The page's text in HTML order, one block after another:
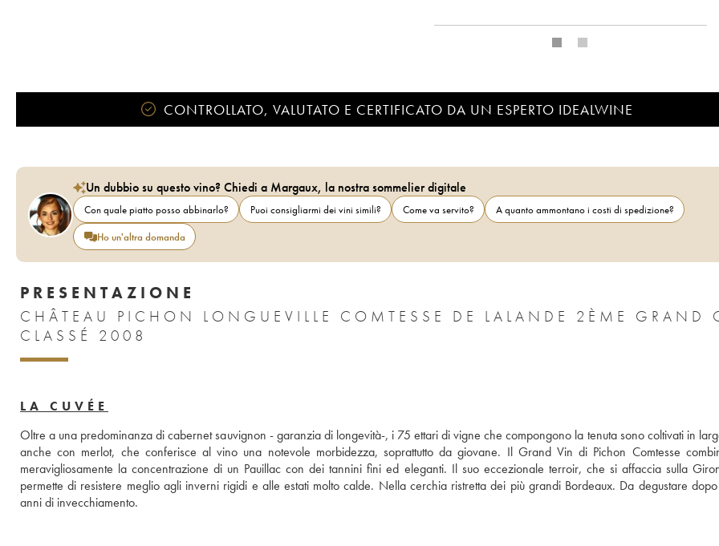
CONTROLLATO, VALUTATO E CERTIFICATO DA UN ESPERTO IDEALWINE
Un dubbio su questo vino? Chiedi a Margaux, la nostra sommelier digitale
Con quale piatto posso abbinarlo? Puoi consigliarmi dei vini simili? Come va servito?
A quanto ammontano i costi di spedizione?
Ho un'altra domanda
PRESENTAZIONE
CHÂTEAU PICHON LONGUEVILLE COMTESSE DE LALANDE 2ÈME GRAND
CLASSÉ 2008
LA CUVÉE
Oltre a una predominanza di cabernet sauvignon - garanzia di longevità-, i 75 ettari di vigne che compongono la tenuta sono coltivati in
anche con merlot, che conferisce al vino una notevole morbidezza, soprattutto da giovane. Il Grand Vin di Pichon Comtesse
meravigliosamente la concentrazione di un Pauillac con dei tannini fini ed eleganti. Il suo eccezionale terroir, che si affaccia sulla
permette di resistere meglio agli inverni rigidi e alle estati molto calde. Nella cerchia ristretta dei più grandi Bordeaux. Da degustare
anni di invecchiamento.